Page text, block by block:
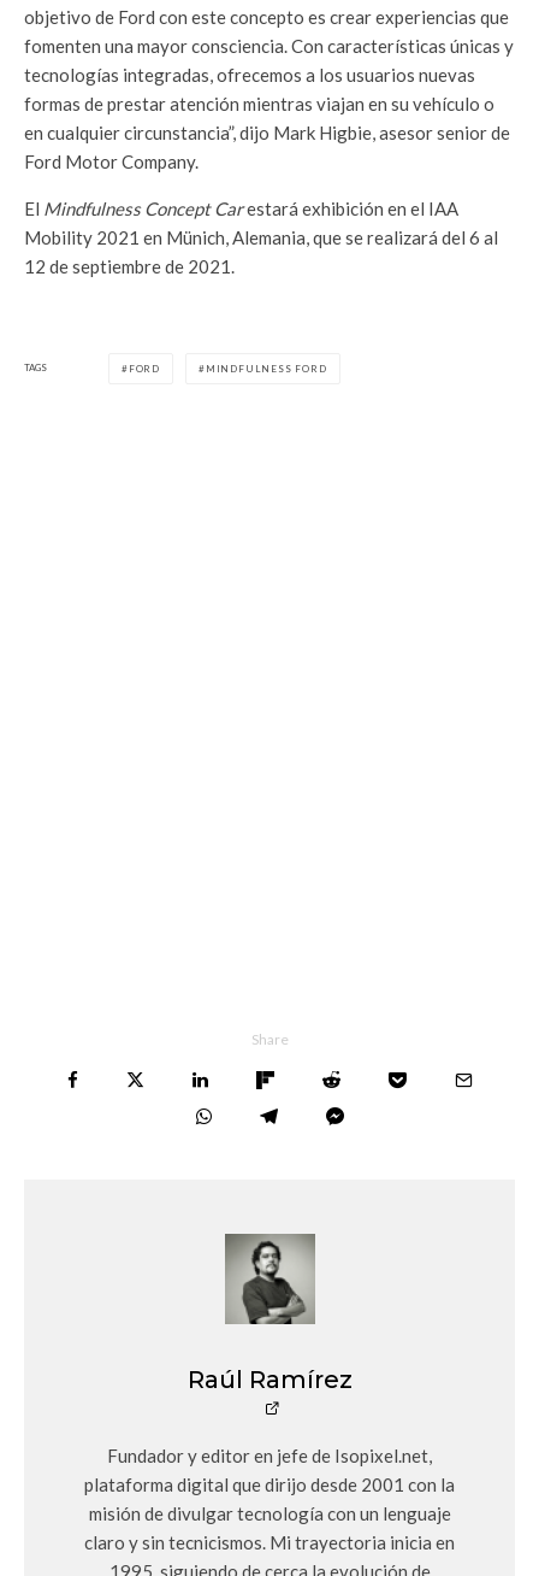
objetivo de Ford con este concepto es crear experiencias que
fomenten una mayor consciencia. Con características únicas y
tecnologías integradas, ofrecemos a los usuarios nuevas
formas de prestar atención mientras viajan en su vehículo o
en cualquier circunstancia”, dijo Mark Higbie, asesor senior de
Ford Motor Company.
El Mindfulness Concept Carestará exhibición en el IAA
Mobility 2021 en Münich, Alemania, que se realizará del 6 al
12 de septiembre de 2021.
TAGS FORD MINDFULNESS FORD
Share
Raúl Ramírez
Fundador y editor en jefe de Isopixel.net,
plataforma digital que dirijo desde 2001 con la
misión de divulgar tecnología con un lenguaje
claro y sin tecnicismos. Mi trayectoria inicia en
1995, siguiendo de cerca la evolución de